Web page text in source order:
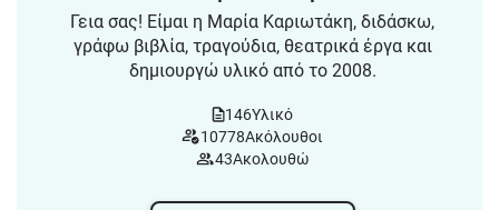
Γεια σας! Είμαι η Μαρία Καριωτάκη, διδάσκω,
γράφω βιβλία, τραγούδια, θεατρικά έργα και
δημιουργώ υλικό από το 2008.
146Υλικό
10778Ακόλουθοι
43Ακολουθώ